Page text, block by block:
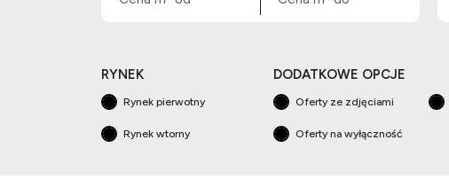
RYNEK
Rynek pierwotny
Rynek wtorny
DODATKOWE OPCJE
Oferty ze zdjęciami
Oferty na wyłączność